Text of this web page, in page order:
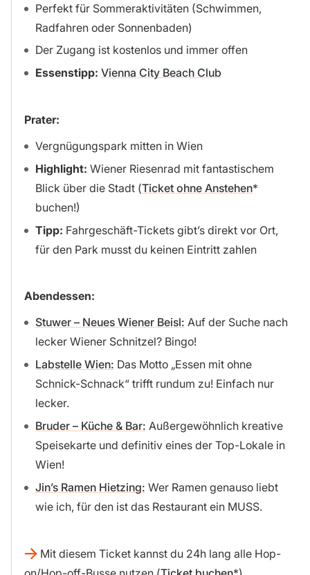
Perfekt für Sommeraktivitäten (Schwimmen,
Radfahren oder Sonnenbaden)
Der Zugang ist kostenlos und immer offen
Essenstipp: Vienna City Beach Club
Prater:
Vergnügungspark mitten in Wien
Highlight: Wiener Riesenrad mit fantastischem
Blick über die Stadt (Ticket ohne Anstehen
buchen!)
Tipp: Fahrgeschäft-Tickets gibt’s direkt vor Ort,
für den Park musst du keinen Eintritt zahlen
Abendessen:
Stuwer – Neues Wiener Beisl: Auf der Suche nach
lecker Wiener Schnitzel? Bingo!
Labstelle Wien: Das Motto „Essen mit ohne
Schnick-Schnack“ trifft rundum zu! Einfach nur
lecker.
Bruder – Küche & Bar: Außergewöhnlich kreative
Speisekarte und definitiv eines der Top-Lokale in
Wien!
Jin’s Ramen Hietzing: Wer Ramen genauso liebt
wie ich, für den ist das Restaurant ein MUSS.
Mit diesem Ticket kannst du 24h lang alle Hop-